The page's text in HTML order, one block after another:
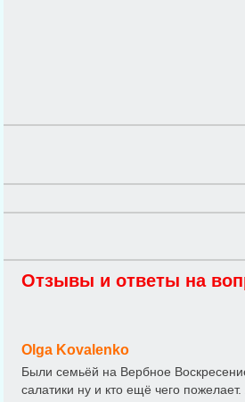
Отзывы и ответы на
Olga Kovalenko
Были семьёй на Вербное
салатики ну и кто ещё чего